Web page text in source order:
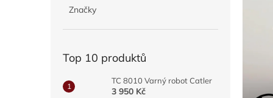
Značky
Top 10 produktů
TC 8010 Varný robot Catler
3 950 Kč